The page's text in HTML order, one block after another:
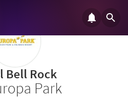
Bell Rock
Park